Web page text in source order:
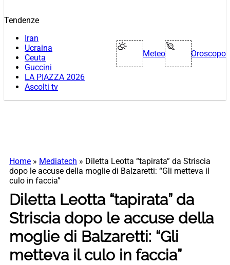
Tendenze
Iran
Ucraina
Ceuta
Guccini
LA PIAZZA 2026
Ascolti tv
Meteo Oroscopo
Home » Mediatech » Diletta Leotta “tapirata” da Striscia
dopo le accuse della moglie di Balzaretti: “Gli metteva il
culo in faccia”
Diletta Leotta “tapirata” da
Striscia dopo le accuse della
moglie di Balzaretti: “Gli
metteva il culo in faccia”